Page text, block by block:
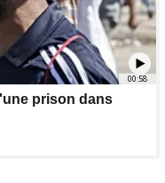
00:58
prison dans